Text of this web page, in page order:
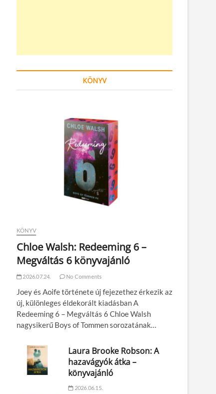
KÖNYV
KÖNYV
Chloe Walsh: Redeeming 6 –
Megváltás 6 könyvajánló
2026.07.24. No Comments
Joey és Aoife története új fejezethez érkezik az
új, különleges éldekorált kiadásban A
Redeeming 6 – Megváltás 6 Chloe Walsh
nagysikerű Boys of Tommen sorozatának…
Laura Brooke Robson: A
hazavágyók átka –
könyvajánló
2026.06.15.